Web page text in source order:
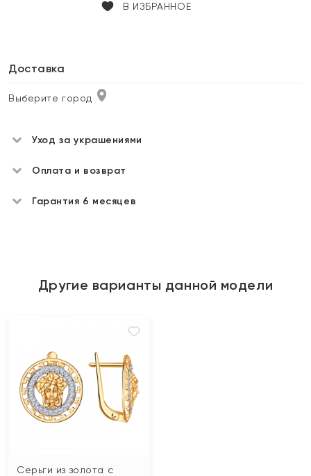
В ИЗБРАННОЕ
Доставка
Выберите город
Уход за украшениями
Оплата и возврат
Гарантия 6 месяцев
Другие варианты данной модели
Серьги из золота с